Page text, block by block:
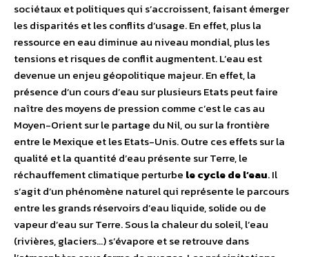
sociétaux et politiques qui s’accroissent, faisant émerger
les disparités et les conflits d’usage. En effet, plus la
ressource en eau diminue au niveau mondial, plus les
tensions et risques de conflit augmentent. L’eau est
devenue un enjeu géopolitique majeur. En effet, la
présence d’un cours d’eau sur plusieurs Etats peut faire
naître des moyens de pression comme c’est le cas au
Moyen-Orient sur le partage du Nil, ou sur la frontière
entre le Mexique et les Etats-Unis. Outre ces effets sur la
qualité et la quantité d’eau présente sur Terre, le
réchauffement climatique perturbe le cycle de l’eau. Il
s’agit d’un phénomène naturel qui représente le parcours
entre les grands réservoirs d’eau liquide, solide ou de
vapeur d’eau sur Terre. Sous la chaleur du soleil, l’eau
(rivières, glaciers…) s’évapore et se retrouve dans